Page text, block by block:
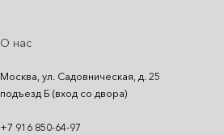
О нас
Москва, ул. Садовническая, д. 25
подъезд Б (вход со двора)
+7 916 850-64-97